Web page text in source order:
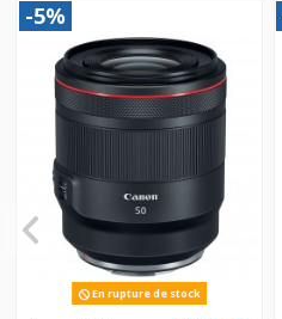
-5%
En rupture de stock